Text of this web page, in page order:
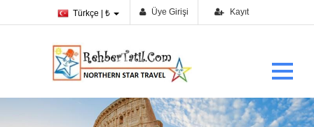
Türkçe | ₺ Üye Girişi Kayıt